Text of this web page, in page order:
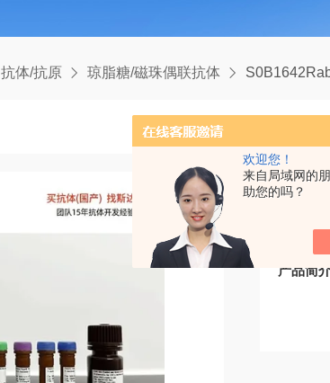
欢迎您！
来自局域网的
助您的吗？
抗体/抗原 琼脂糖/磁珠偶联抗体 S0B1642Rabbit Anti-
产品简